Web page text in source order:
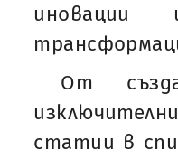
иновации
От
статии в